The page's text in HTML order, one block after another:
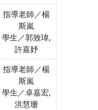
指導老師／楊
斯嵐
學生／郭致瑋,
許嘉妤
指導老師／楊
斯嵐
學生／卓嘉宏,
洪慧珊